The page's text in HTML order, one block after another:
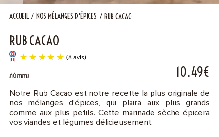
ACCUEIL NOS MÉLANGES D'ÉPICES RUB CACAO
RUB CACAO
រ៉ាប់កាកាវ 10.49€
Notre Rub Cacao est notre recette la plus originale de
nos mélanges d’épices, qui plaira aux plus grands
comme aux plus petits. Cette marinade sèche épicera
vos viandes et légumes délicieusement.
(8 avis)